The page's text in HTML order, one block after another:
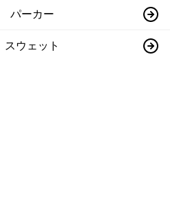
パーカー
スウェット